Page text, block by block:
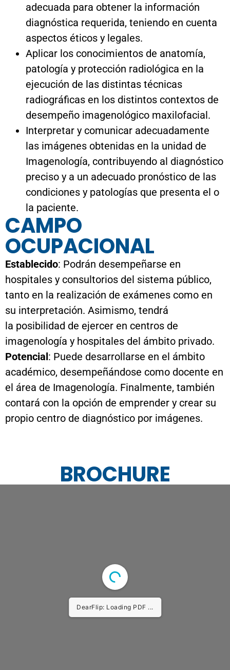
adecuada para obtener la información
diagnóstica requerida, teniendo en cuenta
aspectos éticos y legales.
Aplicar los conocimientos de anatomía,
patología y protección radiológica en la
ejecución de las distintas técnicas
radiográficas en los distintos contextos de
desempeño imagenológico maxilofacial.
Interpretar y comunicar adecuadamente
las imágenes obtenidas en la unidad de
Imagenología, contribuyendo al diagnóstico
preciso y a un adecuado pronóstico de las
condiciones y patologías que presenta el o
la paciente.
CAMPO
OCUPACIONAL
Establecido: Podrán desempeñarse en
hospitales y consultorios del sistema público,
tanto en la realización de exámenes como en
su interpretación. Asimismo, tendrá
la posibilidad de ejercer en centros de
imagenología y hospitales del ámbito privado.
Potencial: Puede desarrollarse en el ámbito
académico, desempeñándose como docente en
el área de Imagenología. Finalmente, también
contará con la opción de emprender y crear su
propio centro de diagnóstico por imágenes.
BROCHURE
DearFlip: Loading PDF 3% ...